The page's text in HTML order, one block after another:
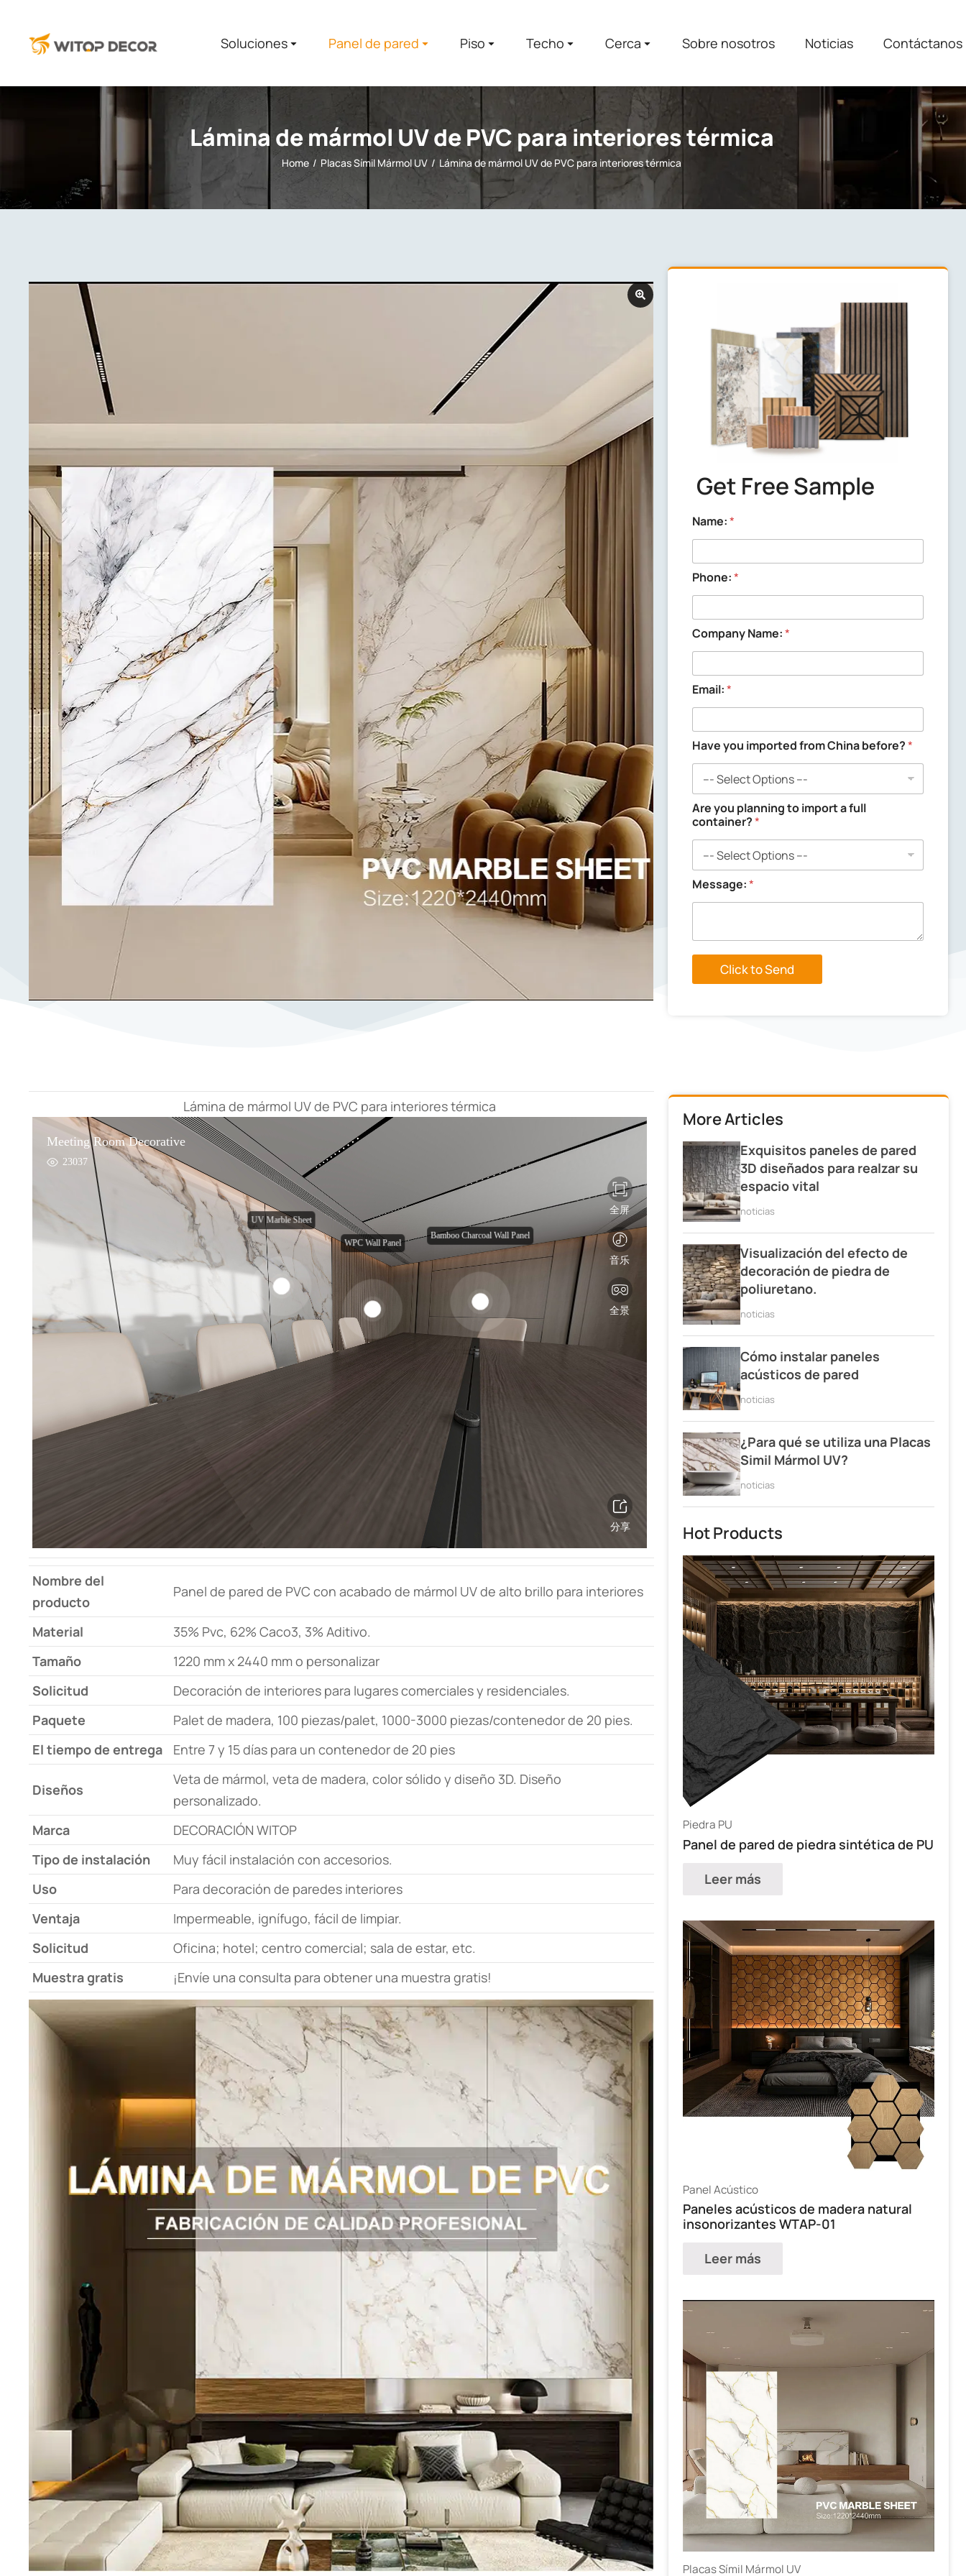
Soluciones​ Panel de pared Piso Techo Cerca Sobre nosotros Noticias Contáctanos
Lámina de mármol UV de PVC para interiores térmica
Home Placas Símil Mármol UV Lámina de mármol UV de PVC para interiores térmica
Delivery time
We will send out the samples within 3
working days after confirming the
samples with you.
Get Free Sample
Name:*
Phone:*
Company Name:*
Email:*
Have you imported from China before?*
y
o
u
N
m
e
:
M
a
e
Are you planning to import a full
container?*
Message:*
Click to Send
Lámina de mármol UV de PVC para interiores térmica
Nombre del
producto
Panel de pared de PVC con acabado de mármol UV de alto brillo para interiores
Material
35% Pvc, 62% Caco3, 3% Aditivo.
Tamaño
1220 mm x 2440 mm o personalizar
Solicitud
Decoración de interiores para lugares comerciales y residenciales.
Paquete
Palet de madera, 100 piezas/palet, 1000-3000 piezas/contenedor de 20 pies.
El tiempo de entrega
Entre 7 y 15 días para un contenedor de 20 pies
Diseños
Veta de mármol, veta de madera, color sólido y diseño 3D. Diseño
personalizado.
Marca
DECORACIÓN WITOP
Tipo de instalación
Muy fácil instalación con accesorios.
Uso
Para decoración de paredes interiores
Ventaja
Impermeable, ignífugo, fácil de limpiar.
Solicitud
Oficina; hotel; centro comercial; sala de estar, etc.
Muestra gratis
¡Envíe una consulta para obtener una muestra gratis!
More Articles
Exquisitos paneles de pared
3D diseñados para realzar su
espacio vital
noticias
Visualización del efecto de
decoración de piedra de
poliuretano.
noticias
Cómo instalar paneles
acústicos de pared
noticias
¿Para qué se utiliza una Placas
Simil Mármol UV?
noticias
Hot Products
Piedra PU
Panel de pared de piedra sintética de PU
Leer más
Panel Acústico
Paneles acústicos de madera natural
insonorizantes WTAP-01
Leer más
Placas Símil Mármol UV